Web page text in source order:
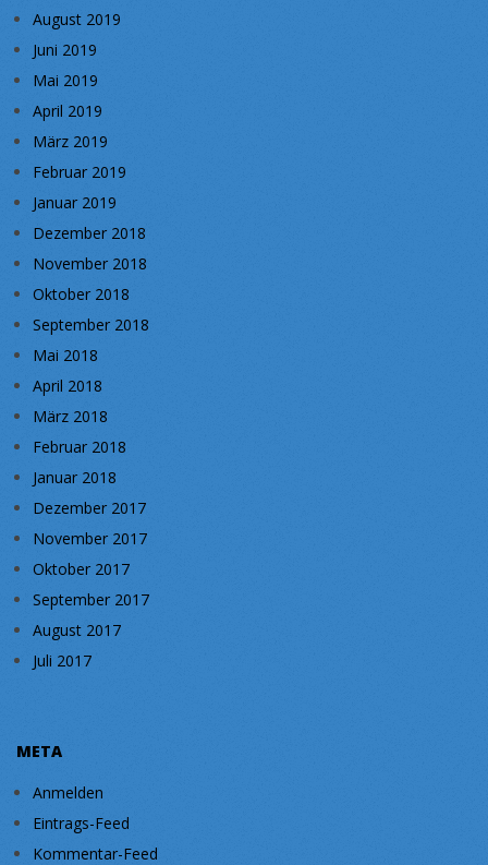
August 2019
Juni 2019
Mai 2019
April 2019
März 2019
Februar 2019
Januar 2019
Dezember 2018
November 2018
Oktober 2018
September 2018
Mai 2018
April 2018
März 2018
Februar 2018
Januar 2018
Dezember 2017
November 2017
Oktober 2017
September 2017
August 2017
Juli 2017
META
Anmelden
Eintrags-Feed
Kommentar-Feed